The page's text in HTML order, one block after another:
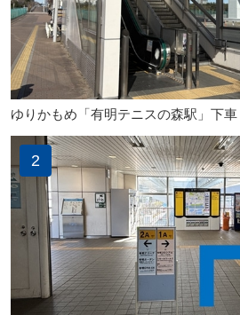
ゆりかもめ「有明テニスの森駅」下車
2